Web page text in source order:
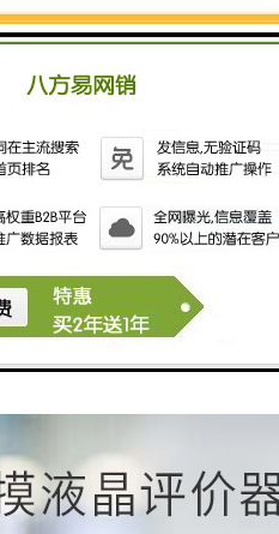
务窗口异常繁忙时（如车站售票处
同时如果服务具有规范回答内容，
以配备外放扬声器，使音效效果更
互终端屏幕上。共有四种同步方
是全屏同步、鼠标指针区域同步、
功能将电脑上的内容推送到服务